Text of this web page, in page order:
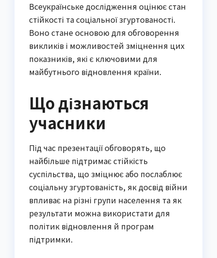
Всеукраїнське дослідження оцінює стан
стійкості та соціальної згуртованості.
Воно стане основою для обговорення
викликів і можливостей зміцнення цих
показників, які є ключовими для
майбутнього відновлення країни.
Що дізнаються
учасники
Під час презентації обговорять, що
найбільше підтримає стійкість
суспільства, що зміцнює або послаблює
соціальну згуртованість, як досвід війни
впливає на різні групи населення та як
результати можна використати для
політик відновлення й програм
підтримки.